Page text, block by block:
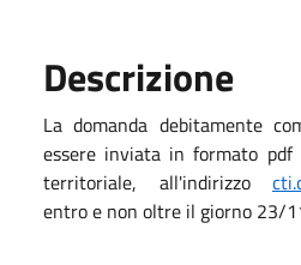
Descrizione
La domanda debitamente
essere inviata in formato pdf
territoriale, all'indirizzo
entro e non oltre il giorno 23/